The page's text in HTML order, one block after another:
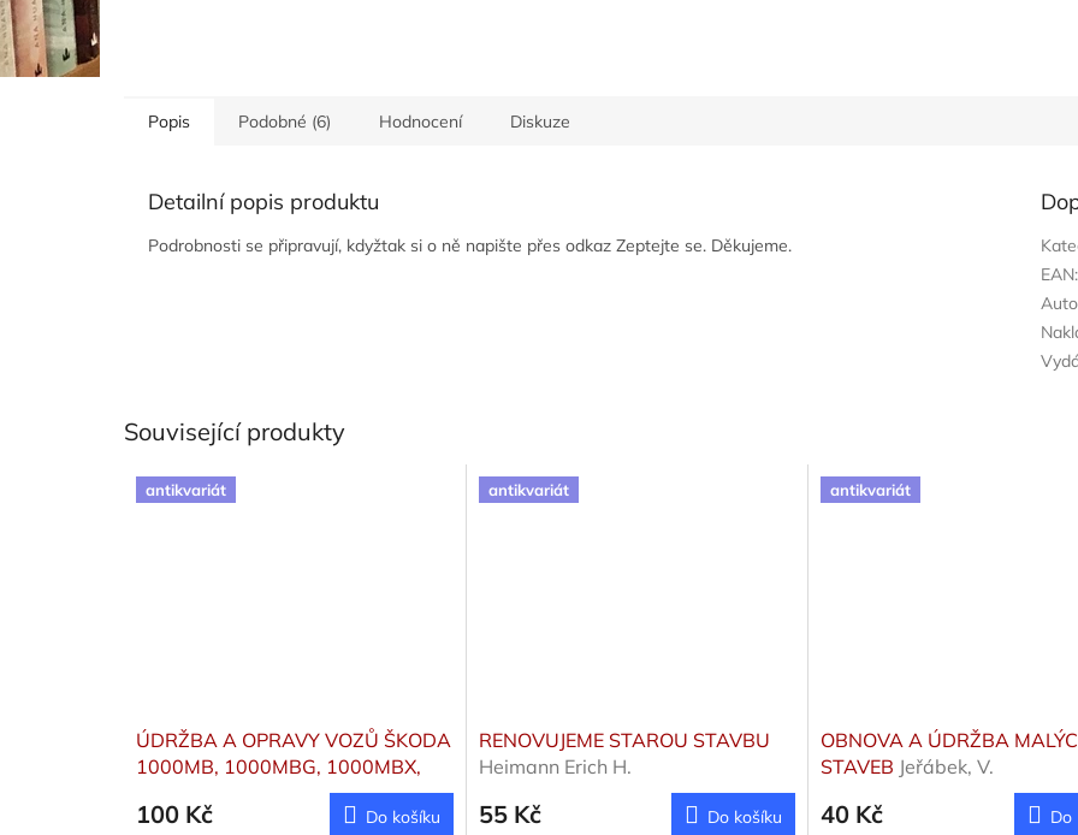
Popis Podobné (6) Hodnocení Diskuze
Detailní popis produktu
Podrobnosti se připravují, kdyžtak si o ně napište přes odkaz Zeptejte se. Děkujeme.
EAN:
Související produkty
antikvariát
ÚDRŽBA A OPRAVY VOZŮ ŠKODA
1000MB, 1000MBG, 1000MBX,
Baťa Vincenc
100 Kč Do košíku
antikvariát
RENOVUJEME STAROU STAVBU
Heimann Erich H.
55 Kč Do košíku
antikvariát
OBNOVA A ÚDRŽBA
STAVEB Jeřábek, V.
40 Kč Do